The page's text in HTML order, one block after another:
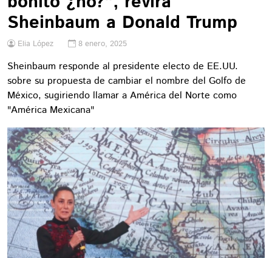
Sheinbaum a Donald Trump
Elia López 8 enero, 2025
Sheinbaum responde al presidente electo de EE.UU.
sobre su propuesta de cambiar el nombre del Golfo de
México, sugiriendo llamar a América del Norte como
"América Mexicana"